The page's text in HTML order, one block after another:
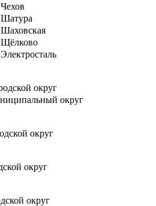
Шатура
Щёлково
округ
округ
округ
округ
округ